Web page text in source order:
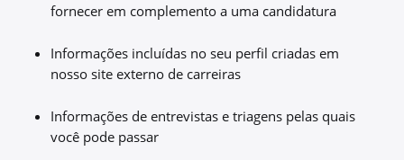
fornecer em complemento a uma candidatura
Informações incluídas no seu perfil criadas em
nosso site externo de carreiras
Informações de entrevistas e triagens pelas quais
você pode passar